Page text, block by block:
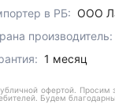
в РБ: ООО
производитель:
1 месяц
офертой.
Будем